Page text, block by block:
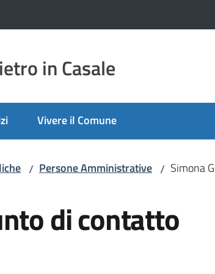
in Casale
Vivere il Comune
/ Persone Amministrative / Simona
di contatto